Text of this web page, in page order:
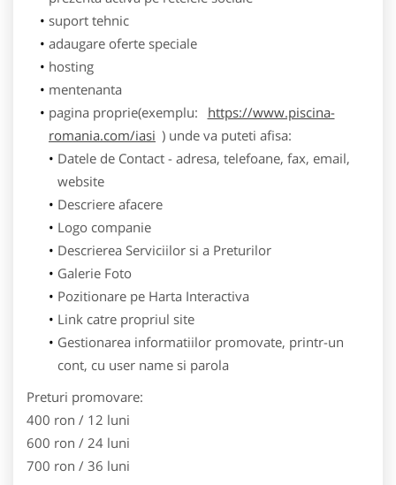
suport tehnic
adaugare oferte speciale
hosting
mentenanta
pagina proprie(exemplu:
https://www.piscina-
romania.com/iasi ) unde va puteti afisa:
Datele de Contact - adresa, telefoane, fax, email,
website
Descriere afacere
Logo companie
Descrierea Serviciilor si a Preturilor
Galerie Foto
Pozitionare pe Harta Interactiva
Link catre propriul site
Gestionarea informatiilor promovate, printr-un
cont, cu user name si parola
Preturi promovare:
400 ron / 12 luni
600 ron / 24 luni
700 ron / 36 luni